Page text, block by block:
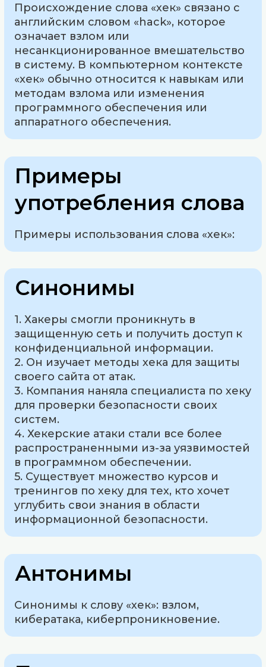
Происхождение слова «хек» связано с
английским словом «hack», которое
означает взлом или
несанкционированное вмешательство
в систему. В компьютерном контексте
«хек» обычно относится к навыкам или
методам взлома или изменения
программного обеспечения или
аппаратного обеспечения.
Примеры
употребления слова
Примеры использования слова «хек»:
Синонимы
1. Хакеры смогли проникнуть в
защищенную сеть и получить доступ к
конфиденциальной информации.
2. Он изучает методы хека для защиты
своего сайта от атак.
3. Компания наняла специалиста по хеку
для проверки безопасности своих
систем.
4. Хекерские атаки стали все более
распространенными из-за уязвимостей
в программном обеспечении.
5. Существует множество курсов и
тренингов по хеку для тех, кто хочет
углубить свои знания в области
информационной безопасности.
Антонимы
Синонимы к слову «хек»: взлом,
кибератака, киберпроникновение.